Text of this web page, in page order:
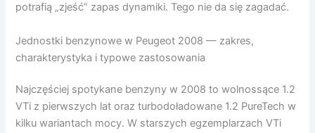
potrafią „zjeść” zapas dynamiki. Tego nie da się zagadać.
Jednostki benzynowe w Peugeot 2008 — zakres,
charakterystyka i typowe zastosowania
Najczęściej spotykane benzyny w 2008 to wolnossące 1.2
VTi z pierwszych lat oraz turbodoładowane 1.2 PureTech w
kilku wariantach mocy. W starszych egzemplarzach VTi